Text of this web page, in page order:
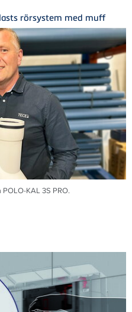
rörsystem med muff
KAL 3S PRO.